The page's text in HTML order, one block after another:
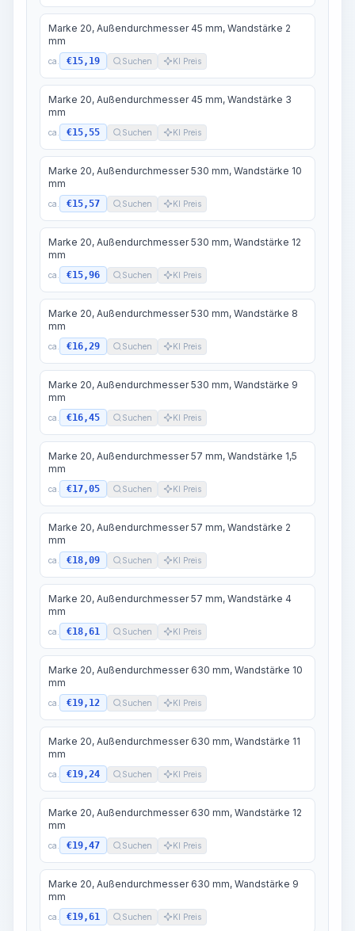
Marke 20, Außendurchmesser 45 mm, Wandstärke 2
mm
ca. €15,19 Suchen KI Preis
Marke 20, Außendurchmesser 45 mm, Wandstärke 3
mm
ca. €15,55 Suchen KI Preis
Marke 20, Außendurchmesser 530 mm, Wandstärke 10
mm
ca. €15,57 Suchen KI Preis
Marke 20, Außendurchmesser 530 mm, Wandstärke 12
mm
ca. €15,96 Suchen KI Preis
Marke 20, Außendurchmesser 530 mm, Wandstärke 8
mm
ca. €16,29 Suchen KI Preis
Marke 20, Außendurchmesser 530 mm, Wandstärke 9
mm
ca. €16,45 Suchen KI Preis
Marke 20, Außendurchmesser 57 mm, Wandstärke 1,5
mm
ca. €17,05 Suchen KI Preis
Marke 20, Außendurchmesser 57 mm, Wandstärke 2
mm
ca. €18,09 Suchen KI Preis
Marke 20, Außendurchmesser 57 mm, Wandstärke 4
mm
ca. €18,61 Suchen KI Preis
Marke 20, Außendurchmesser 630 mm, Wandstärke 10
mm
ca. €19,12 Suchen KI Preis
Marke 20, Außendurchmesser 630 mm, Wandstärke 11
mm
ca. €19,24 Suchen KI Preis
Marke 20, Außendurchmesser 630 mm, Wandstärke 12
mm
ca. €19,47 Suchen KI Preis
Marke 20, Außendurchmesser 630 mm, Wandstärke 9
mm
ca. €19,61 Suchen KI Preis